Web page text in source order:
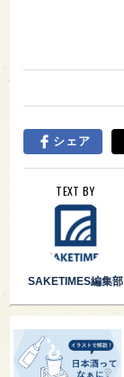
シェア
TEXT BY
SAKETIMES編集部